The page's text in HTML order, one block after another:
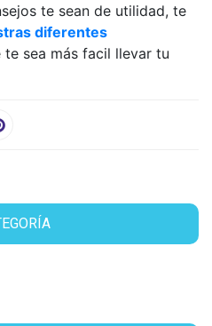
te sean de utilidad, te
diferentes
te sea más facil llevar tu